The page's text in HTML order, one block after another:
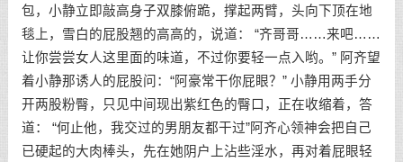
包，小静立即敲高身子双膝俯跪，撑起两臂，头向下顶在地
毯上，雪白的屁股翘的高高的，说道： “齐哥哥……来吧……
让你尝尝女人这里面的味道，不过你要轻一点入哟。” 阿齐望
着小静那诱人的屁股问：“阿豪常干你屁眼？” 小静用两手分
开两股粉臀，只见中间现出紫红色的臀口，正在收缩着，答
道： “何止他，我交过的男朋友都干过”阿齐心领神会把自己
已硬起的大肉棒头，先在她阴户上沾些淫水，再对着屁眼轻